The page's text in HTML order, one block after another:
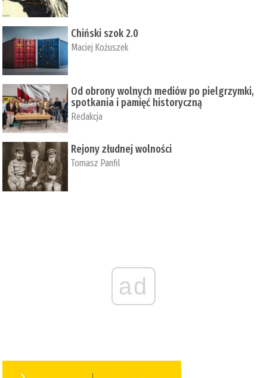
Chiński szok 2.0
Maciej Kożuszek
Od obrony wolnych mediów po pielgrzymki,
spotkania i pamięć historyczną
Redakcja
Rejony złudnej wolności
Tomasz Panfil
ad